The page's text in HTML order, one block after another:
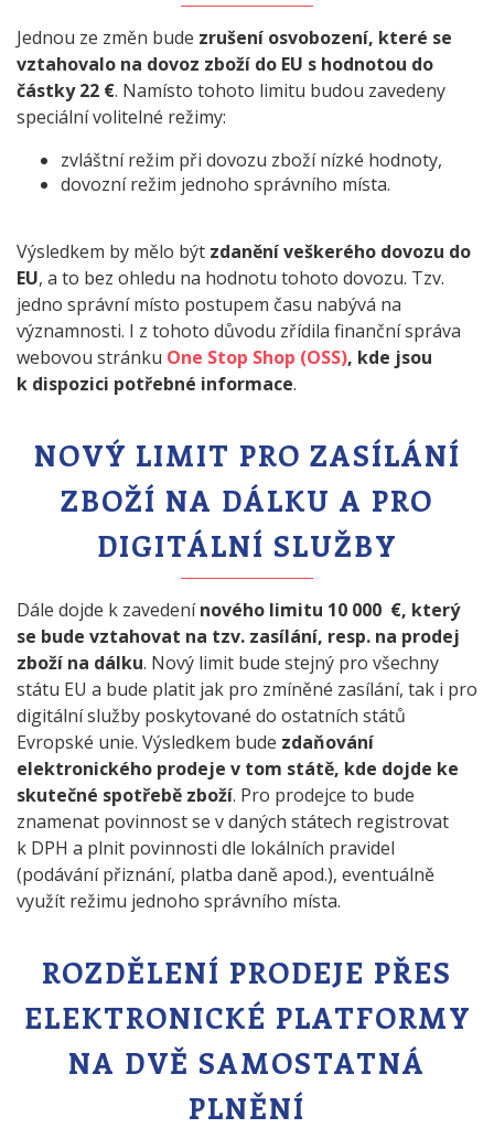
Jednou ze změn bude zrušení osvobození, které se
vztahovalo na dovoz zboží do EU s hodnotou do
částky 22 €. Namísto tohoto limitu budou zavedeny
speciální volitelné režimy:
zvláštní režim při dovozu zboží nízké hodnoty,
dovozní režim jednoho správního místa.
Výsledkem by mělo být zdanění veškerého dovozu do
EU, a to bez ohledu na hodnotu tohoto dovozu. Tzv.
jedno správní místo postupem času nabývá na
významnosti. I z tohoto důvodu zřídila finanční správa
webovou stránku One Stop Shop (OSS), kde jsou
k dispozici potřebné informace.
NOVÝ LIMIT PRO ZASÍLÁNÍ
ZBOŽÍ NA DÁLKU A PRO
DIGITÁLNÍ SLUŽBY
Dále dojde k zavedenínového limitu 10 000 €, který
se bude vztahovat na tzv. zasílání, resp. na prodej
zboží na dálku. Nový limit bude stejný pro všechny
státu EU a bude platit jak pro zmíněné zasílání, tak i pro
digitální služby poskytované do ostatních států
Evropské unie. Výsledkem bude zdaňování
elektronického prodeje v tom státě, kde dojde ke
skutečné spotřebě zboží. Pro prodejce to bude
znamenat povinnost se v daných státech registrovat
k DPH a plnit povinnosti dle lokálních pravidel
(podávání přiznání, platba daně apod.), eventuálně
využít režimu jednoho správního místa.
ROZDĚLENÍ PRODEJE PŘES
ELEKTRONICKÉ PLATFORMY
NA DVĚ SAMOSTATNÁ
PLNĚNÍ